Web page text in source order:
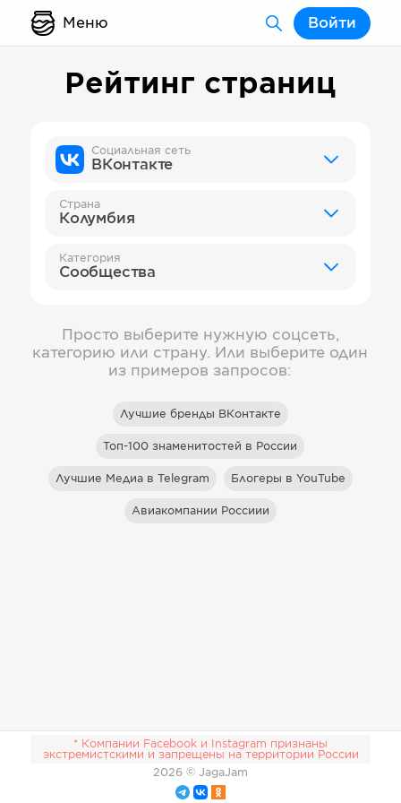
Меню Войти
Рейтинг страниц
Социальная сеть
ВКонтакте
Страна
Колумбия
Категория
Сообщества
Просто выберите нужную соцсеть,
категорию или страну. Или выберите один
из примеров запросов:
Лучшие бренды ВКонтакте
Топ-100 знаменитостей в России
Лучшие Медиа в Telegram Блогеры в YouTube
Авиакомпании Россиии
* Компании Facebook и Instagram признаны
экстремистскими и запрещены на территории России
2026 © JagaJam